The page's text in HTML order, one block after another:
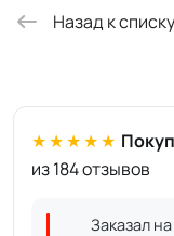
Назад к списку
★★★★★
из 184 отзывов
Заказал